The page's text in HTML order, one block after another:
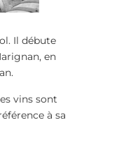
Il débute
en
vins sont
à sa